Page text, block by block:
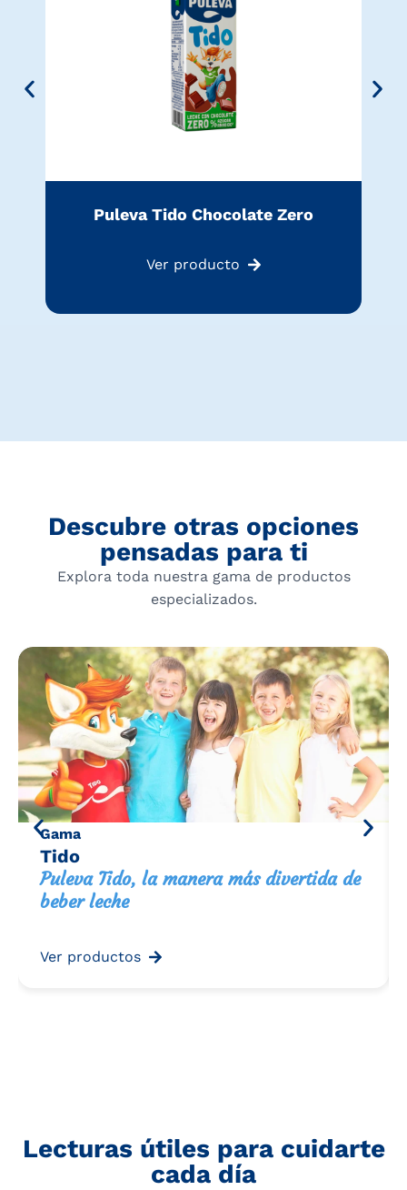
Puleva Tido Chocolate Zero
Ver producto
Descubre otras opciones
pensadas para ti
Explora toda nuestra gama de productos
especializados.
Gama
Tido
Puleva Tido, la manera más divertida de
beber leche
Ver productos
Lecturas útiles para cuidarte
cada día